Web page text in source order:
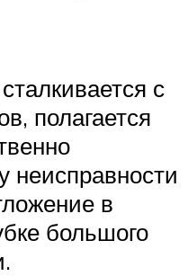
с
полагается
неисправности
в
большого